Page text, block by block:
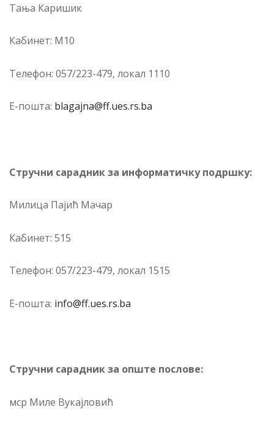
Тања Каришик
Ка­би­нет: М10
Те­ле­фон: 057/223-479, ло­кал 1110
Е-по­шта: blagajna@ff.ues.rs.ba
Стручни сарадник за информатичку подршку:
Милица Пајић Мачар
Кабинет: 515
Телефон: 057/223-479, локал 1515
Е-пошта: info@ff.ues.rs.ba
Стручни сарадник за опште послове:
мср Миле Вукајловић